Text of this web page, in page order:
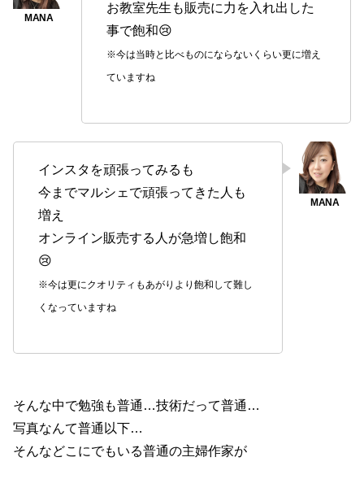
お教室先生も販売に力を入れ出した
事で飽和😢
※今は当時と比べものにならないくらい更に増え
ていますね
インスタを頑張ってみるも
今までマルシェで頑張ってきた人も
増え
オンライン販売する人が急増し飽和
😢
※今は更にクオリティもあがりより飽和して難し
くなっていますね
そんな中で勉強も普通…技術だって普通…
写真なんて普通以下…
そんなどこにでもいる普通の主婦作家が